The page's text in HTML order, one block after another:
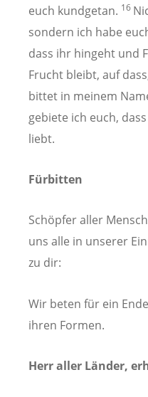
euch kundgetan. 16
sondern ich habe
dass ihr hingeht und
Frucht bleibt, auf
bittet in meinem
gebiete ich euch,
liebt.
Fürbitten
Schöpfer aller
uns alle in unserer
zu dir:
Wir beten für ein
ihren Formen.
Herr aller Länder,